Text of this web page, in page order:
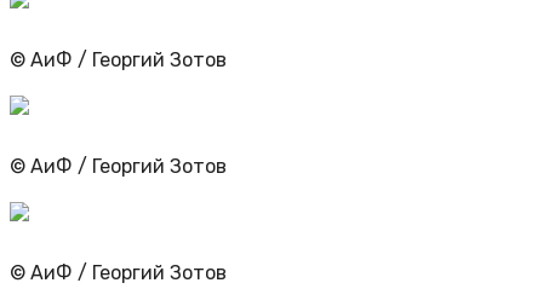
© АиФ / Георгий Зотов
© АиФ / Георгий Зотов
© АиФ / Георгий Зотов